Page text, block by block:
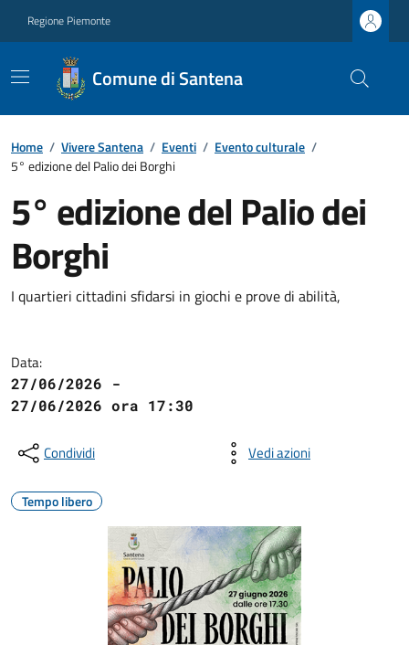
Regione Piemonte
Comune di Santena
Home / Vivere Santena / Eventi / Evento culturale /
5° edizione del Palio dei Borghi
5° edizione del Palio dei
Borghi
I quartieri cittadini sfidarsi in giochi e prove di abilità,
Data:
27/06/2026 -
27/06/2026 ora 17:30
Condividi Vedi azioni
Tempo libero